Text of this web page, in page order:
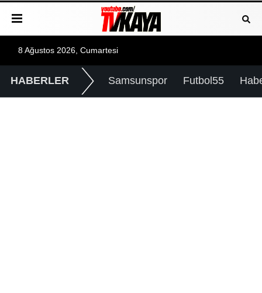
8 Ağustos 2026, Cumartesi
HABERLER Samsunspor Futbol55